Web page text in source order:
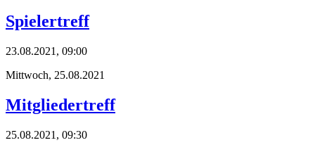
Spielertreff
23.08.2021, 09:00
Mittwoch, 25.08.2021
Mitgliedertreff
25.08.2021, 09:30